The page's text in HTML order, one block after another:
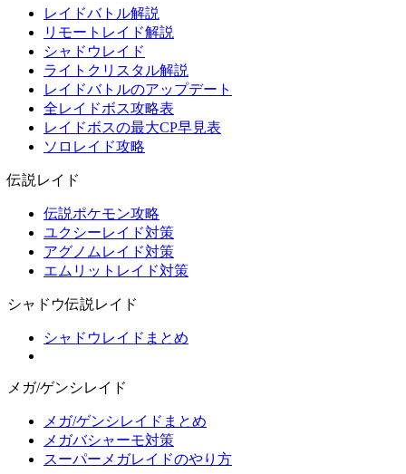
レイドバトル解説
リモートレイド解説
シャドウレイド
ライトクリスタル解説
レイドバトルのアップデート
全レイドボス攻略表
レイドボスの最大CP早見表
ソロレイド攻略
伝説レイド
伝説ポケモン攻略
ユクシーレイド対策
アグノムレイド対策
エムリットレイド対策
シャドウ伝説レイド
シャドウレイドまとめ
メガ/ゲンシレイド
メガ/ゲンシレイドまとめ
メガバシャーモ対策
スーパーメガレイドのやり方